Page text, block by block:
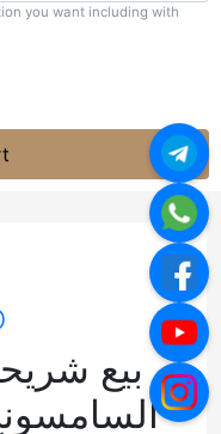
you want including with